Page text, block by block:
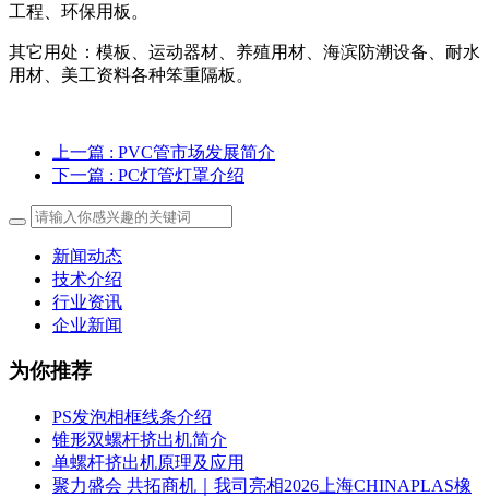
工程、环保用板。
其它用处：模板、运动器材、养殖用材、海滨防潮设备、耐水
用材、美工资料各种笨重隔板。
上一篇 : PVC管市场发展简介
下一篇 : PC灯管灯罩介绍
新闻动态
技术介绍
行业资讯
企业新闻
为你推荐
PS发泡相框线条介绍
锥形双螺杆挤出机简介
单螺杆挤出机原理及应用
聚力盛会 共拓商机｜我司亮相2026上海CHINAPLAS橡